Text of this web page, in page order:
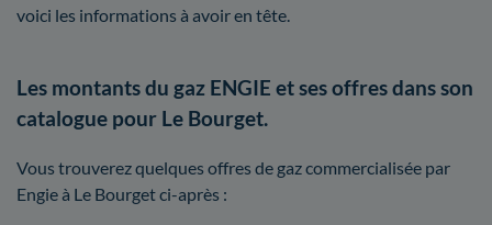
voici les informations à avoir en tête.
Les montants du gaz ENGIE et ses offres dans son
catalogue pour Le Bourget.
Vous trouverez quelques offres de gaz commercialisée par
Engie à Le Bourget ci-après :